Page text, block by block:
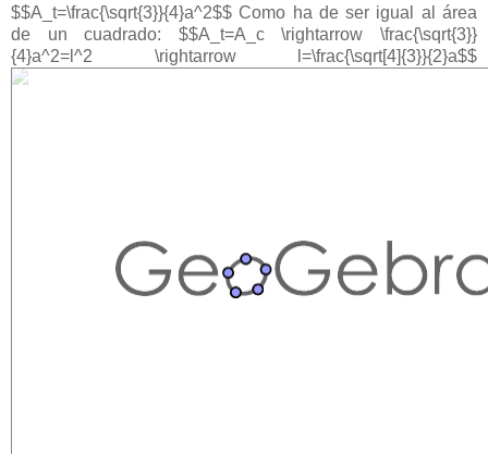
$$A_t=\frac{\sqrt{3}}{4}a^2$$ Como ha de ser igual al área
de un cuadrado: $$A_t=A_c \rightarrow \frac{\sqrt{3}}
{4}a^2=l^2 \rightarrow l=\frac{\sqrt[4]{3}}{2}a$$